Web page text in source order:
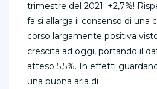
trimestre del 2021: +2,7%!
fa si allarga il consenso di una
corso largamente positiva
crescita ad oggi, portando il
atteso 5,5%. In effetti
una buona aria di